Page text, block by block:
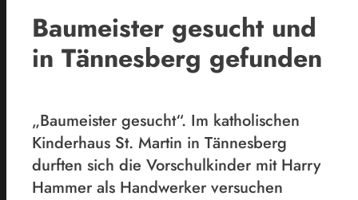
Baumeister gesucht und
in Tännesberg gefunden
„Baumeister gesucht“. Im katholischen
Kinderhaus St. Martin in Tännesberg
durften sich die Vorschulkinder mit Harry
Hammer als Handwerker versuchen